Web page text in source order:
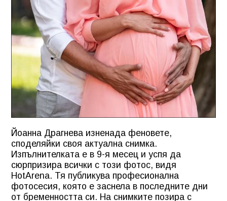
Йоанна Драгнева изненада феновете,
споделяйки своя актуална снимка.
Изпълнителката е в 9-я месец и успя да
сюрпризира всички с този фотос, видя
HotArena. Тя публикува професионална
фотосесия, която е заснела в последните дни
от бременността си. На снимките позира с